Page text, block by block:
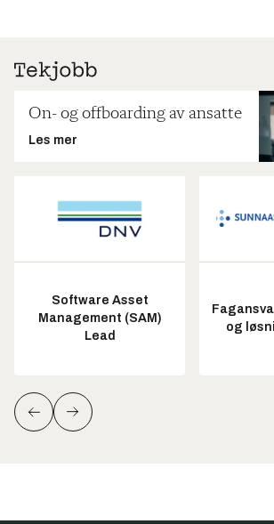
On- og offboarding av ansatte
Les mer
Software Asset
Management (SAM)
Lead
og